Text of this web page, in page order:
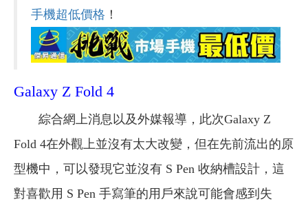
手機超低價格 ！
Galaxy Z Fold 4
綜合網上消息以及外媒報導，此次Galaxy Z
Fold 4在外觀上並沒有太大改變，但在先前流出的原
型機中，可以發現它並沒有 S Pen 收納槽設計，這
對喜歡用 S Pen 手寫筆的用戶來說可能會感到失